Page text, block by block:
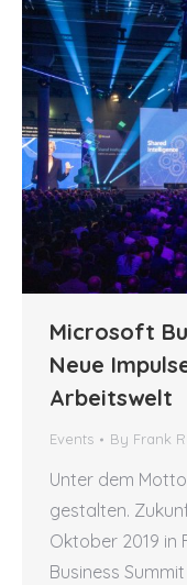
Microsoft
Neue
Arbeitswelt
Events By Frank
Unter dem
gestalten.
Oktober 2019
Business